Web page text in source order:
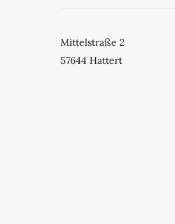
Mittelstraße 2
57644 Hattert